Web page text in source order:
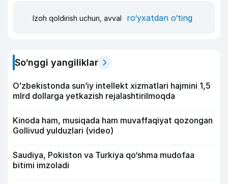
Izoh qoldirish uchun, avval ro‘yxatdan o‘ting
So‘nggi yangiliklar
Oʻzbekistonda sunʼiy intellekt xizmatlari hajmini 1,5
mlrd dollarga yetkazish rejalashtirilmoqda
Kinoda ham, musiqada ham muvaffaqiyat qozongan
Gollivud yulduzlari (video)
Saudiya, Pokiston va Turkiya qo‘shma mudofaa
bitimi imzoladi